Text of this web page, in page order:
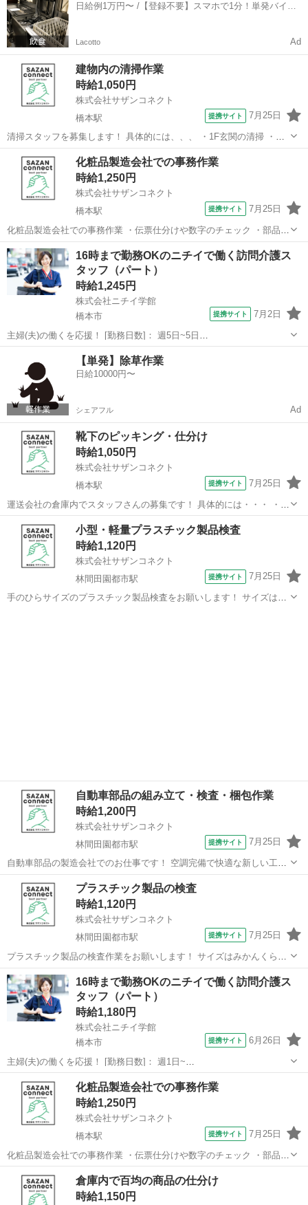
い方 ＊扶養...
日給例1万円〜 /【登録不要】スマホで1分！単発バイト
Lacotto Ad
建物内の清掃作業
時給1,050円
株式会社サザンコネクト
橋本駅
提携サイト 7月25日
清掃スタッフを募集します！ 具体的には、、、 ・1F玄関の清掃 ・廊
下の清掃 ・階段の清掃 ・各階のトイレ掃除 などです！ ※1～2ヶ月の
短期の予定ですが、状況により数ヶ月継続になる場合もございます。
→詳しくは面接時に...
和歌山 橋本市 橋本駅 清掃
化粧品製造会社での事務作業
時給1,250円
株式会社サザンコネクト
橋本駅
提携サイト 7月25日
化粧品製造会社での事務作業 ・伝票仕分けや数字のチェック ・部品の
在庫数を確認する作業 ・書類の作成や整理 ・電話の取次ぎや簡単な対
応 ・ファイルの整理や事務サポート ★出張面接・WEB面接対応可
能！ 派遣社員 週2...
和歌山 橋本市 橋本駅 一般事務
16時まで勤務OKのニチイで働く訪問介護ス
タッフ（パート）
時給1,245円
株式会社ニチイ学館
橋本市
提携サイト 7月2日
主婦(夫)の働くを応援！ [勤務日数]： 週5日~5日
10:00~16:00/09:00~15:00/08:00~12:00/09:00~17:00/10:00~18:00 月/
火/水/木/金/土/日 などから選べます ...
ケアマネージャー
【単発】除草作業
日給10000円〜
シェアフル Ad
靴下のピッキング・仕分け
時給1,050円
株式会社サザンコネクト
橋本駅
提携サイト 7月25日
運送会社の倉庫内でスタッフさんの募集です！ 具体的には・・・ ・靴
下のピッキングや仕分け ・値札つけ ・シール貼り などの軽作業にな
ります！ ★出張面接・WEB面接対応可能！ 派遣社員 ・週払い制度あ
り ・通勤手当社...
和歌山 橋本市 橋本駅 仕分け
小型・軽量プラスチック製品検査
時給1,120円
株式会社サザンコネクト
林間田園都市駅
提携サイト 7月25日
手のひらサイズのプラスチック製品検査をお願いします！ サイズはマ
自動車部品の組み立て・検査・梱包作業
時給1,200円
株式会社サザンコネクト
林間田園都市駅
提携サイト 7月25日
自動車部品の製造会社でのお仕事です！ 空調完備で快適な新しい工場
でのお仕事です。 具体的には・・・ ・自動車部品の組立 ・組み立て
た部品のチェック(キズや不良の確認) ・梱包して出荷の準備 などをお
願いします。 ★出張面...
和歌山 橋本市 林間田園都市駅 仕分け
プラスチック製品の検査
時給1,120円
株式会社サザンコネクト
林間田園都市駅
提携サイト 7月25日
プラスチック製品の検査作業をお願いします！ サイズはみかんくらい
の大きさです！ 具体的には・・・ 製品の検査作業 ラインで流れてく
る商品に蓋を締める作業 など！ 簡単な軽作業です！ ★出張面接・
WEB面接対応可能！ ...
和歌山 橋本市 林間田園都市駅
16時まで勤務OKのニチイで働く訪問介護ス
タッフ（パート）
時給1,180円
株式会社ニチイ学館
橋本市
提携サイト 6月26日
主婦(夫)の働くを応援！ [勤務日数]： 週1日~
10:00~16:00/09:00~15:00/08:00~12:00/09:00~17:00/10:00~18:00 月/
火/水/木/金/土/日 などから選べます [...
和歌山 橋本市 ケアマネージャー
化粧品製造会社での事務作業
時給1,250円
株式会社サザンコネクト
橋本駅
提携サイト 7月25日
化粧品製造会社での事務作業 ・伝票仕分けや数字のチェック ・部品の
在庫数を確認する作業 ・書類の作成や整理 ・電話の取次ぎや簡単な対
応 ・ファイルの整理や事務サポート ★出張面接・WEB面接対応可
能！ 派遣社員 週2...
和歌山 橋本市 橋本駅 一般事務
倉庫内で百均の商品の仕分け
時給1,150円